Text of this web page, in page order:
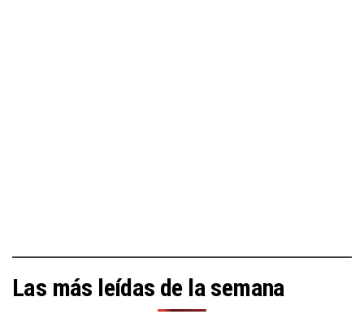
Las más leídas de la semana